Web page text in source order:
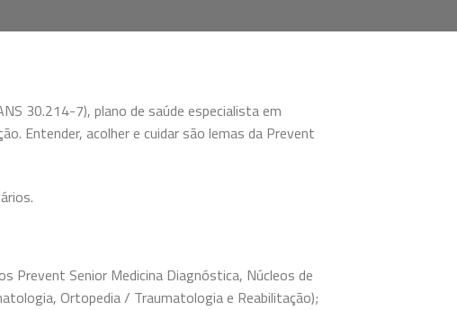
30.214-7), plano de saúde especialista em
Entender, acolher e cuidar são lemas da Prevent
Prevent Senior Medicina Diagnóstica, Núcleos de
Ortopedia / Traumatologia e Reabilitação);